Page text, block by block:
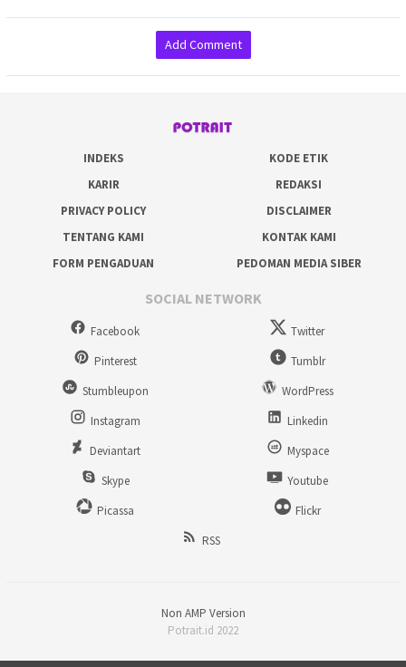
Add Comment
INDEKS
KODE ETIK
KARIR
REDAKSI
PRIVACY POLICY
DISCLAIMER
TENTANG KAMI
KONTAK KAMI
FORM PENGADUAN
PEDOMAN MEDIA SIBER
SOCIAL NETWORK
Facebook
Twitter
Pinterest
Tumblr
Stumbleupon
WordPress
Instagram
Linkedin
Deviantart
Myspace
Skype
Youtube
Picassa
Flickr
RSS
Non AMP Version
Potrait.id 2022